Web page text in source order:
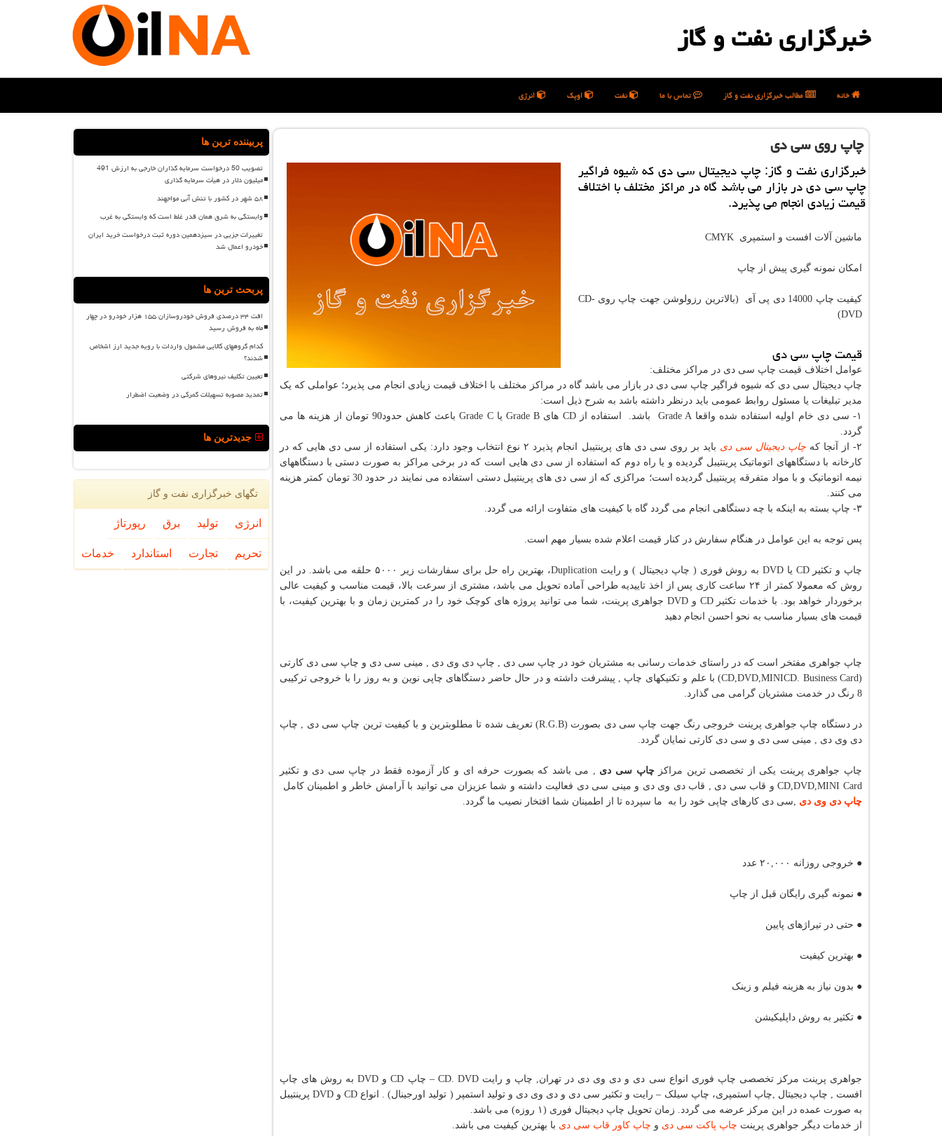
خبرگزاری نفت و گاز
خانه مطالب خبرگزاری نفت و گاز تماس با ما نفت اوپک انرژی
چاپ روی سی دی
خبرگزاری نفت و گاز: چاپ دیجیتال سی دی كه شیوه فراگیر
چاپ سی دی در بازار می باشد گاه در مراكز مختلف با اختلاف
قیمت زیادی انجام می پذیرد.
ماشین آلات افست و استمپری CMYK
امکان نمونه گیری پیش از چاپ
کیفیت چاپ 14000 دی پی آی (بالاترین رزولوشن جهت چاپ روی CD-
DVD)
قیمت چاپ سی دی
عوامل اختلاف قیمت چاپ سی دی در مراکز مختلف:
چاپ دیجیتال سی دی که شیوه فراگیر چاپ سی دی در بازار می باشد گاه در مراکز مختلف با اختلاف قیمت زیادی انجام می پذیرد؛ عواملی که یک
مدیر تبلیغات یا مسئول روابط عمومی باید درنظر داشته باشد به شرح ذیل است:
١- سی دی خام اولیه استفاده شده واقعا Grade A باشد. استفاده از CD های Grade B یا Grade C باعث کاهش حدود90 تومان از هزینه ها می
گردد.
٢- از آنجا که
چاپ دیجیتال سی دی
باید بر روی سی دی های پرینتیبل انجام پذیرد ٢ نوع انتخاب وجود دارد: یکی استفاده از سی دی هایی که در
کارخانه با دستگاههای اتوماتیک پرینتیبل گردیده و یا راه دوم که استفاده از سی دی هایی است که در برخی مراکز به صورت دستی با دستگاههای
نیمه اتوماتیک و با مواد متفرقه پرینتیبل گردیده است؛ مراکزی که از سی دی های پرینتیبل دستی استفاده می نمایند در حدود 30 تومان کمتر هزینه
می کنند.
٣- چاپ بسته به اینکه با چه دستگاهی انجام می گردد گاه با کیفیت های متفاوت ارائه می گردد.
پس توجه به این عوامل در هنگام سفارش در کنار قیمت اعلام شده بسیار مهم است.
چاپ و تکثیر CD یا DVD به روش فوری ( چاپ دیجیتال ) و رایت Duplication، بهترین راه حل برای سفارشات زیر ۵۰۰۰ حلقه می باشد. در این
روش که معمولا کمتر از ۲۴ ساعت کاری پس از اخذ تاییدیه طراحی آماده تحویل می باشد، مشتری از سرعت بالا، قیمت مناسب و کیفیت عالی
برخوردار خواهد بود. با خدمات تکثیر CD و DVD جواهری پرینت، شما می توانید پروژه های کوچک خود را در کمترین زمان و با بهترین کیفیت، با
قیمت های بسیار مناسب به نحو احسن انجام دهید
چاپ جواهری مفتخر است که در راستای خدمات رسانی به مشتریان خود در چاپ سی دی , چاپ دی وی دی , مینی سی دی و چاپ سی دی کارتی
(CD,DVD,MINICD. Business Card) با علم و تکنیکهای چاپ , پیشرفت داشته و در حال حاضر دستگاهای چاپی نوین و به روز را با خروجی ترکیبی
8 رنگ در خدمت مشتریان گرامی می گذارد.
در دستگاه چاپ جواهری پرینت خروجی رنگ جهت چاپ سی دی بصورت (R.G.B) تعریف شده تا مطلوبترین و با کیفیت ترین چاپ سی دی , چاپ
دی وی دی , مینی سی دی و سی دی کارتی نمایان گردد.
چاپ جواهری پرینت یکی از تخصصی ترین مراکزچاپ سی دی , می باشد که بصورت حرفه ای و کار آزموده فقط در چاپ سی دی و تکثیر
CD,DVD,MINI Card و قاب سی دی , قاب دی وی دی و مینی سی دی فعالیت داشته و شما عزیزان می توانید با آرامش خاطر و اطمینان کامل
چاپ دی وی دی ,سی دی کارهای چاپی خود را به ما سپرده تا از اطمینان شما افتخار نصیب ما گردد.
● خروجی روزانه ۲۰,۰۰۰ عدد
● نمونه گیری رایگان قبل از چاپ
● حتی در تیراژهای پایین
● بهترین کیفیت
● بدون نیاز به هزینه فیلم و زینک
● تکثیر به روش داپلیکیشن
جواهری پرینت مرکز تخصصی چاپ فوری انواع سی دی و دی وی دی در تهران, چاپ و رایت CD. DVD – چاپ CD و DVD به روش های چاپ
افست , چاپ دیجیتال ,چاپ استمپری، چاپ سیلک – رایت و تکثیر سی دی و دی وی دی و تولید استمپر ( تولید اورجینال) . انواع CD و DVD پرینتیبل
به صورت عمده در این مرکز عرضه می گردد. زمان تحویل چاپ دیجیتال فوری (۱ روزه) می باشد.
از خدمات دیگر جواهری پرینت چاپ پاکت سی دی و چاپ کاور قاب سی دی با بهترین کیفیت می باشد.
پربیننده ترین ها
تصویب 50 درخواست سرمایه گذاران خارجی به ارزش 491
میلیون دلار در هیأت سرمایه گذاری
۵۸ شهر در کشور با تنش آبی مواجهند
وابستگی به شرق همان قدر غلط است که وابستگی به غرب
تغییرات جزیی در سیزدهمین دوره ثبت درخواست خرید ایران
خودرو اعمال شد
پربحث ترین ها
افت ۳۴ درصدی فروش خودروسازان ۱۵۵ هزار خودرو در چهار
ماه به فروش رسید
کدام گروههای کالایی مشمول واردات با رویه جدید ارز اشخاص
شدند؟
تعیین تکلیف نیروهای شرکتی
تمدید مصوبه تسهیلات گمرکی در وضعیت اضطرار
جدیدترین ها
تگهای خبرگزاری نفت و گاز
انرژی تولید برق رپورتاژ
تحریم تجارت استاندارد خدمات